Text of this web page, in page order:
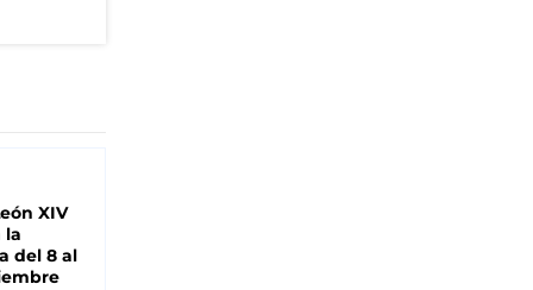
XIV
la
del 8 al